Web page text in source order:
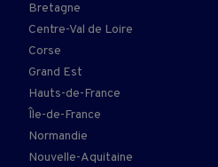
Bretagne
Centre-Val de Loire
Corse
Grand Est
Hauts-de-France
Île-de-France
Normandie
Nouvelle-Aquitaine